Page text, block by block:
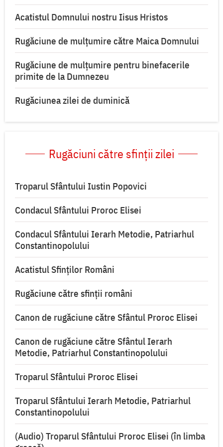
Acatistul Domnului nostru Iisus Hristos
Rugăciune de mulţumire către Maica Domnului
Rugăciune de mulțumire pentru binefacerile
primite de la Dumnezeu
Rugăciunea zilei de duminică
Rugăciuni către sfinții zilei
Troparul Sfântului Iustin Popovici
Condacul Sfântului Proroc Elisei
Condacul Sfântului Ierarh Metodie, Patriarhul
Constantinopolului
Acatistul Sfinților Români
Rugăciune către sfinţii români
Canon de rugăciune către Sfântul Proroc Elisei
Canon de rugăciune către Sfântul Ierarh
Metodie, Patriarhul Constantinopolului
Troparul Sfântului Proroc Elisei
Troparul Sfântului Ierarh Metodie, Patriarhul
Constantinopolului
(Audio) Troparul Sfântului Proroc Elisei (în limba